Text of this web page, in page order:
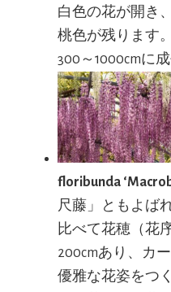
白色の花が開き
桃色が残ります
300～1000cmに
floribunda
尺藤」ともよば
比べて花穂（花
200cmあり、カ
優雅な花姿をつ